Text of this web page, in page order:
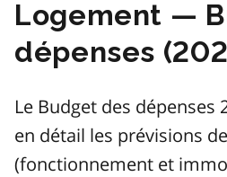
Logement —
dépenses
Le Budget des dépenses
en détail les prévisions
(fonctionnement et